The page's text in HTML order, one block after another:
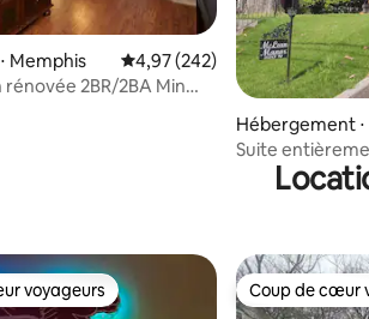
Memphis Évaluation moyenne sur la
4,97 (242)
rénovée 2BR/2BA Min
Hébergement
Suite
Midtown/
voyageurs les plus appréciés
voyageurs Coup de cœur
Coup de cœur